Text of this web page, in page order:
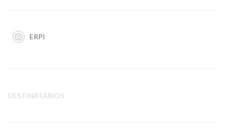
ERPI
DESTINATÁRIOS